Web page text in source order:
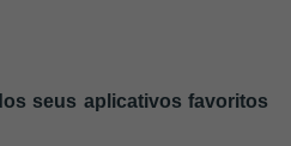
seus aplicativos favoritos